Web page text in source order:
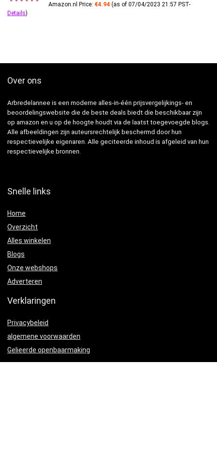
Amazon.nl Price: €4.94 (as of 07/04/2023 21:57 PST-
Details)
Over ons
Arbredelannee is een moderne alles-in-één prijsvergelijkings- en
beoordelingswebsite die de beste deals biedt die beschikbaar zijn
op amazon en u op de hoogte houdt via de laatst toegevoegde blogs.
Alle afbeeldingen zijn auteursrechtelijk beschermd door hun
respectievelijke eigenaren. Alle geciteerde inhoud is afgeleid van hun
respectievelijke bronnen.
Snelle links
Home
Overzicht
Alles winkelen
Blogs
Onze webshops
Adverteren
Verklaringen
Privacybeleid
algemene voorwaarden
Gelieerde openbaarmaking